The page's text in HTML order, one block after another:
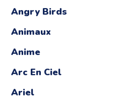
Angry Birds
Animaux
Anime
Arc En Ciel
Ariel